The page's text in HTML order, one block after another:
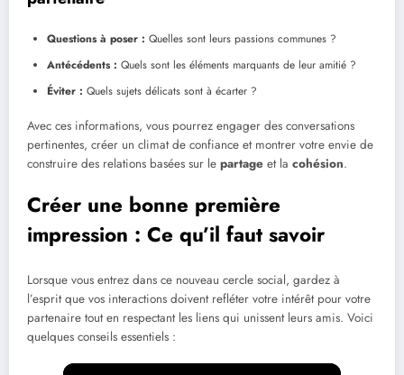
Questions à poser : Quelles sont leurs passions communes ?
Antécédents : Quels sont les éléments marquants de leur amitié ?
Éviter : Quels sujets délicats sont à écarter ?
Avec ces informations, vous pourrez engager des conversations
pertinentes, créer un climat de confiance et montrer votre envie de
construire des relations basées sur le partage et la cohésion.
Créer une bonne première
impression : Ce qu’il faut savoir
Lorsque vous entrez dans ce nouveau cercle social, gardez à
l’esprit que vos interactions doivent refléter votre intérêt pour votre
partenaire tout en respectant les liens qui unissent leurs amis. Voici
quelques conseils essentiels :